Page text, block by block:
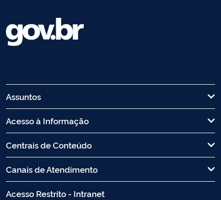
Assuntos
Acesso à Informação
Centrais de Conteúdo
Canais de Atendimento
Acesso Restrito - Intranet